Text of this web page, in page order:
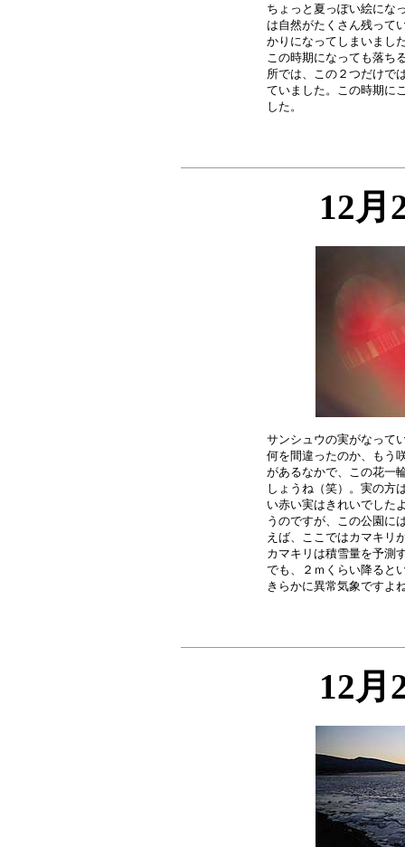
ちょっと夏っぽい絵にな
は自然がたくさん残って
かりになってしまいまし
この時期になっても落ち
所では、この２つだけで
ていました。この時期に
12月
サンシュウの実がなって
何を間違ったのか、もう
があるなかで、この花一
しょうね（笑）。実の方
い赤い実はきれいでした
うのですが、この公園に
えば、ここではカマキリ
カマキリは積雪量を予測
でも、２ｍくらい降ると
12月